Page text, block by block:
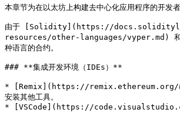
本章节为在以太坊上构建去中心化应用程序的开发
由于 [Solidity](https://
resources/other-languages/vyper.md) 和
种语言的合约。
### **集成开发环境（IDEs）**
* [Remix](https://remix.ethereum.org/
安装其他工具。
* [VSCode](https://